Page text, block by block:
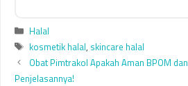
Categories
Halal
Tags
kosmetik halal, skincare halal
Obat Pimtrakol Apakah Aman BPOM
Penjelasannya!